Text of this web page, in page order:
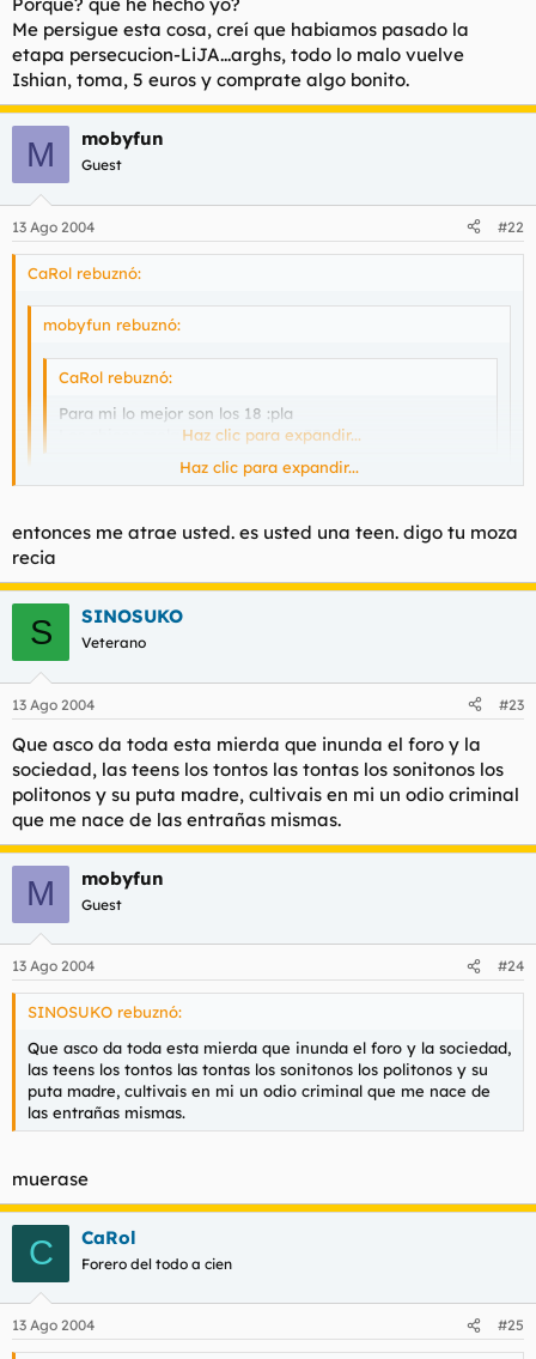
Me persigue esta cosa, creí que habiamos pasado la
etapa persecucion-LiJA...arghs, todo lo malo vuelve
Ishian, toma, 5 euros y comprate algo bonito.
M mobyfun
Guest
13 Ago 2004 #22
CaRol rebuznó:
mobyfun rebuznó:
CaRol rebuznó:
Para mi lo mejor son los 18 :pla
Los chicos molan mas mayores :35
Haz clic para expandir...
Si,no me trate de usted que me hace mayor
Haz clic para expandir...
entonces me atrae usted. es usted una teen. digo tu moza
recia
S SINOSUKO
Veterano
13 Ago 2004 #23
Que asco da toda esta mierda que inunda el foro y la
sociedad, las teens los tontos las tontas los sonitonos los
politonos y su puta madre, cultivais en mi un odio criminal
que me nace de las entrañas mismas.
M mobyfun
Guest
13 Ago 2004 #24
SINOSUKO rebuznó:
Que asco da toda esta mierda que inunda el foro y la sociedad,
las teens los tontos las tontas los sonitonos los politonos y su
puta madre, cultivais en mi un odio criminal que me nace de
las entrañas mismas.
muerase
C CaRol
Forero del todo a cien
13 Ago 2004 #25